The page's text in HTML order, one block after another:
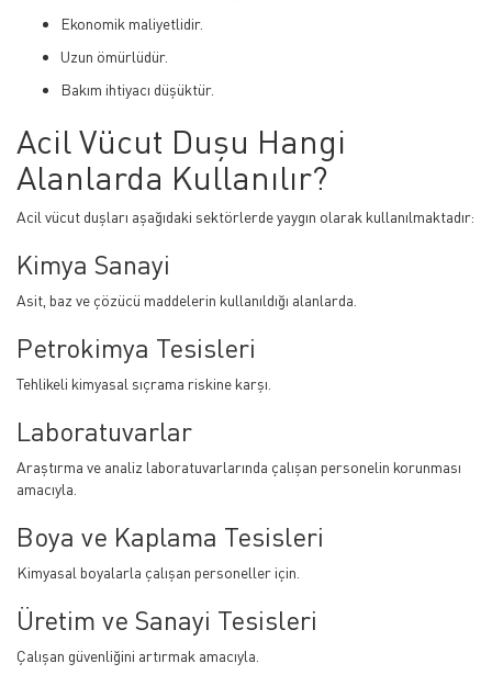
Ekonomik maliyetlidir.
Uzun ömürlüdür.
Bakım ihtiyacı düşüktür.
Acil Vücut Duşu Hangi
Alanlarda Kullanılır?
Acil vücut duşları aşağıdaki sektörlerde yaygın olarak kullanılmaktadır:
Kimya Sanayi
Asit, baz ve çözücü maddelerin kullanıldığı alanlarda.
Petrokimya Tesisleri
Tehlikeli kimyasal sıçrama riskine karşı.
Laboratuvarlar
Araştırma ve analiz laboratuvarlarında çalışan personelin korunması
amacıyla.
Boya ve Kaplama Tesisleri
Kimyasal boyalarla çalışan personeller için.
Üretim ve Sanayi Tesisleri
Çalışan güvenliğini artırmak amacıyla.